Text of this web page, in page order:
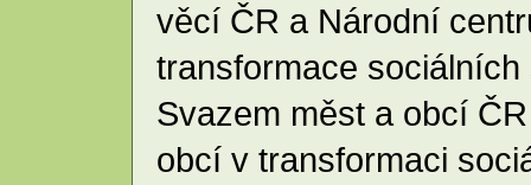
věcí ČR a Národní
transformace
Svazem měst a obcí
obcí v transformaci